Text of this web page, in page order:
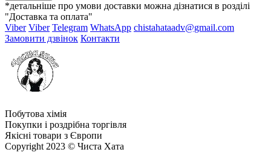
*детальніше про умови доставки можна дізнатися в розділі
"Доставка та оплата"
Viber Viber Telegram WhatsApp chistahataadv@gmail.com
Замовити дзвінок Контакти
Побутова хімія
Покупки і роздрібна торгівля
Якісні товари з Європи
Copyright 2023 © Чиста Хата